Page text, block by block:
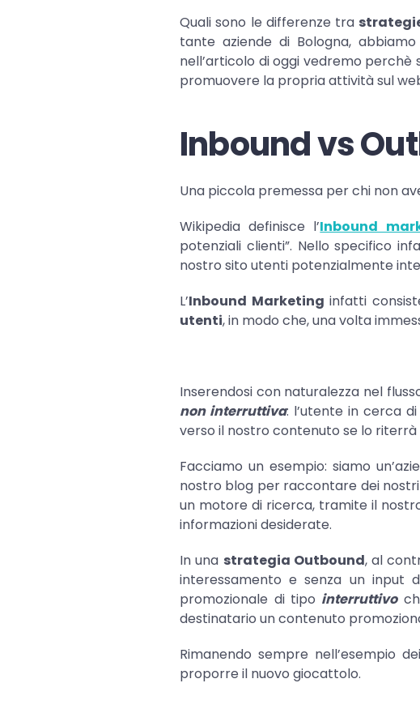
Quali sono le differenze tra
tante aziende di Bologna,
nell’articolo di oggi vedremo
promuovere la propria attività sul
Inbound vs
Una piccola premessa per chi non
Wikipedia definisce l’Inbound
potenziali clienti”. Nello specifico
nostro sito utenti potenzialmente
L’Inbound Marketing infatti
utenti, in modo che, una volta
Inserendosi con naturalezza nel
non interruttiva: l’utente in cerca
verso il nostro contenuto se lo
Facciamo un esempio: siamo
nostro blog per raccontare dei nostri
un motore di ricerca, tramite il
informazioni desiderate.
In una strategia Outbound, al
interessamento e senza un input
promozionale di tipo interruttivo
destinatario un contenuto
Rimanendo sempre nell’esempio
proporre il nuovo giocattolo.